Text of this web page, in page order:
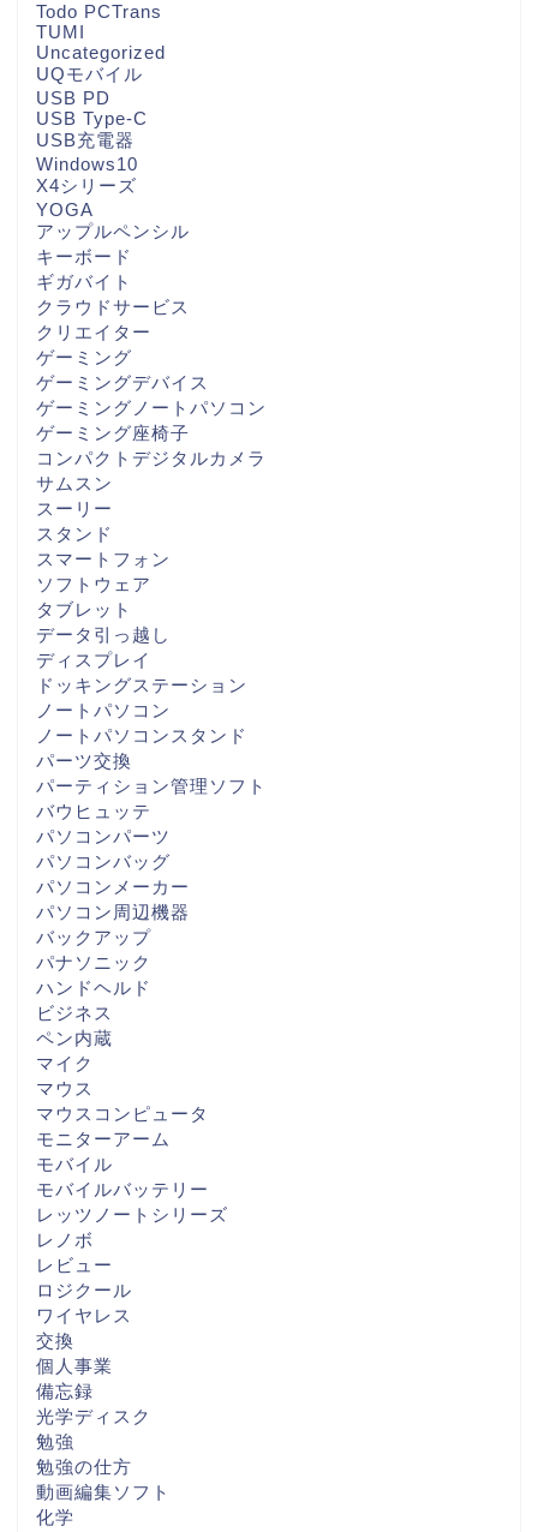
Todo PCTrans
TUMI
Uncategorized
UQモバイル
USB PD
USB Type-C
USB充電器
Windows10
X4シリーズ
YOGA
アップルペンシル
キーボード
ギガバイト
クラウドサービス
クリエイター
ゲーミング
ゲーミングデバイス
ゲーミングノートパソコン
ゲーミング座椅子
コンパクトデジタルカメラ
サムスン
スーリー
スタンド
スマートフォン
ソフトウェア
タブレット
データ引っ越し
ディスプレイ
ドッキングステーション
ノートパソコン
ノートパソコンスタンド
パーツ交換
パーティション管理ソフト
バウヒュッテ
パソコンパーツ
パソコンバッグ
パソコンメーカー
パソコン周辺機器
バックアップ
パナソニック
ハンドヘルド
ビジネス
ペン内蔵
マイク
マウス
マウスコンピュータ
モニターアーム
モバイル
モバイルバッテリー
レッツノートシリーズ
レノボ
レビュー
ロジクール
ワイヤレス
交換
個人事業
備忘録
光学ディスク
勉強
勉強の仕方
動画編集ソフト
化学